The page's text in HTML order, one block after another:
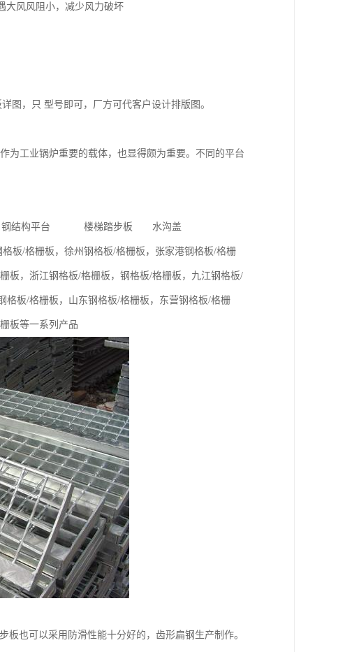
大风风阻小，减少风力破坏
图，只 型号即可，厂方可代客户设计排版图。
工业锅炉重要的载体，也显得颇为重要。不同的平台
构平台 楼梯踏步板 水沟盖
/格栅板，徐州钢格板/格栅板，张家港钢格板/格栅
板，浙江钢格板/格栅板，钢格板/格栅板，九江钢格板/
格板/格栅板，山东钢格板/格栅板，东营钢格板/格栅
板等一系列产品
板也可以采用防滑性能十分好的，齿形扁钢生产制作。